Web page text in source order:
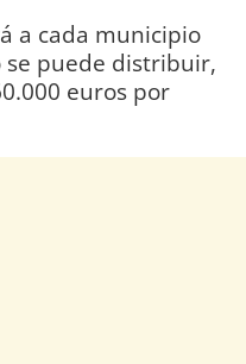
a cada municipio
se puede distribuir,
euros por